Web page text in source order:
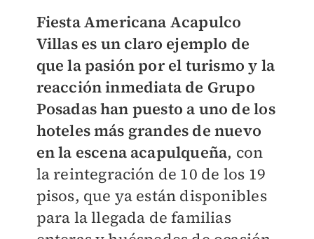
Fiesta Americana Acapulco
Villas es un claro ejemplo de
que la pasión por el turismo y la
reacción inmediata de Grupo
Posadas han puesto a uno de los
hoteles más grandes de nuevo
en la escena acapulqueña, con
la reintegración de 10 de los 19
pisos, que ya están disponibles
para la llegada de familias